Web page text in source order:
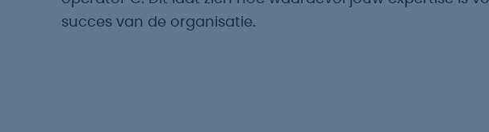
succes van de organisatie.